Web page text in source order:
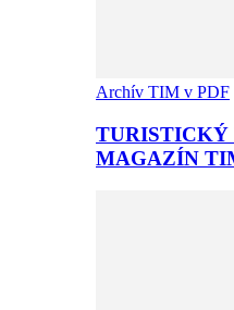
Archív TIM v PDF
MAGAZÍN